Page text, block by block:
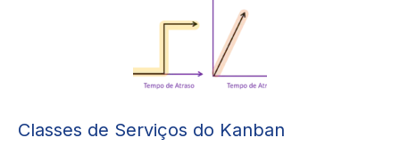
Classes de Serviços do Kanban